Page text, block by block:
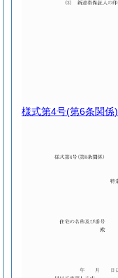
様式第4号(第6条関係)